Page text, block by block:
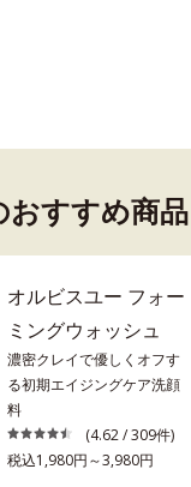
おすすめ商品
オルビスユー フォー
ミングウォッシュ
濃密クレイで優しくオフす
る初期エイジングケア洗顔
料
(4.62 / 309件)
税込1,980円～3,980円